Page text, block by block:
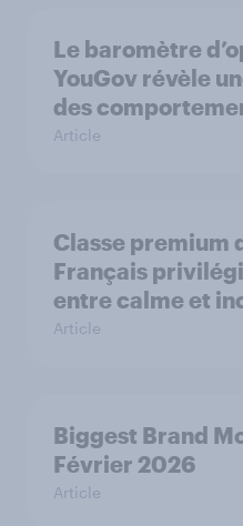
Le baromètre
YouGov révèle
des
Article
Classe premium
Français
entre calme et
Article
Biggest Brand
Février 2026
Article